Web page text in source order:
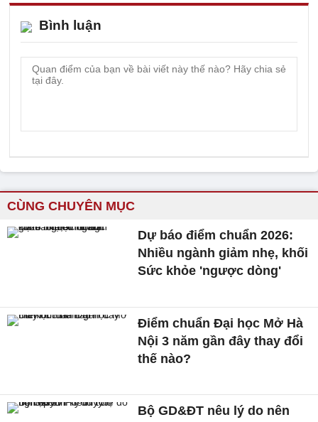
Bình luận
CÙNG CHUYÊN MỤC
Dự báo điểm chuẩn 2026:
Nhiều ngành giảm nhẹ, khối
Sức khỏe 'ngược dòng'
Điểm chuẩn Đại học Mở Hà
Nội 3 năm gần đây thay đổi
thế nào?
Bộ GD&ĐT nêu lý do nên